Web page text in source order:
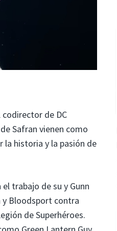
codirector de DC
Safran vienen como
la historia y la pasión de
trabajo de su y Gunn
Bloodsport contra
de Superhéroes.